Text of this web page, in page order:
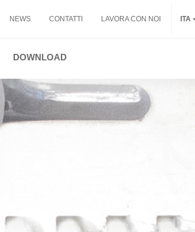
NEWS CONTATTI LAVORA CON NOI ITA
DOWNLOAD